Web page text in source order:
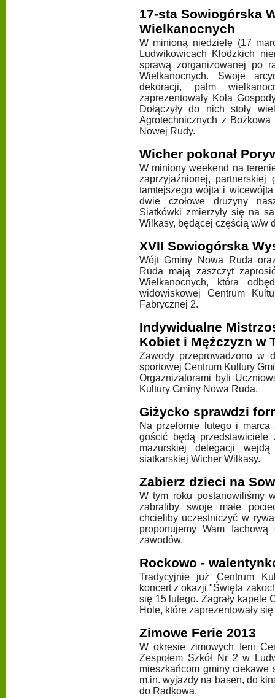
17-sta Sowiogórska
Wielkanocnych
W minioną niedzielę (17
Ludwikowicach Kłodzkich
sprawą zorganizowanej po
Wielkanocnych. Swoje
dekoracji, palm
zaprezentowały Koła
Dołączyły do nich stoły
Agrotechnicznych z Bożkowa
Nowej Rudy.
Wicher pokonał
W miniony weekend na
zaprzyjaźnionej, partnerskiej
tamtejszego wójta i
dwie czołowe drużyny
Siatkówki zmierzyły się na
Wilkasy, będącej częścią w/w
XVII Sowiogórska
Wójt Gminy Nowa Ruda
Ruda mają zaszczyt
Wielkanocnych, która
widowiskowej Centrum
Fabrycznej 2.
Indywidualne
Kobiet i Mężczyzn w
Zawody przeprowadzono w
sportowej Centrum Kultury
Orgaznizatorami byli
Kultury Gminy Nowa Ruda.
Giżycko sprawdzi
Na przełomie lutego i
gościć będą przedstawiciele
mazurskiej delegacji
siatkarskiej Wicher Wilkasy.
Zabierz dzieci na
W tym roku postanowiliśmy
zabraliby swoje małe
chcieliby uczestniczyć w
proponujemy Wam
zawodów.
Rockowo -
Tradycyjnie już Centrum
koncert z okazji "Święta
się 15 lutego. Zagrały kapele
Hole, które zaprezentowały
Zimowe Ferie 2013
W okresie zimowych ferii
Zespołem Szkół Nr 2 w
mieszkańcom gminy ciekawe
m.in. wyjazdy na basen, do
do Radkowa.